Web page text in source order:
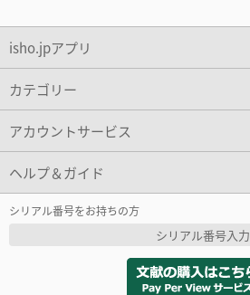
isho.jpアプリ
カテゴリー
アカウントサービス
ヘルプ＆ガイド
シリアル番号をお持ちの方
シリアル番号入力